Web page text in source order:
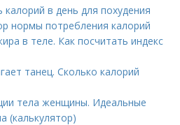
в день для похудения
нормы потребления калорий
в теле. Как посчитать индекс
танец. Сколько калорий
тела женщины. Идеальные
(калькулятор)